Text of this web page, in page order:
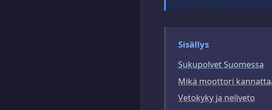
Sisällys
Sukupolvet Suomessa
Mikä moottori
Vetokyky ja neliveto